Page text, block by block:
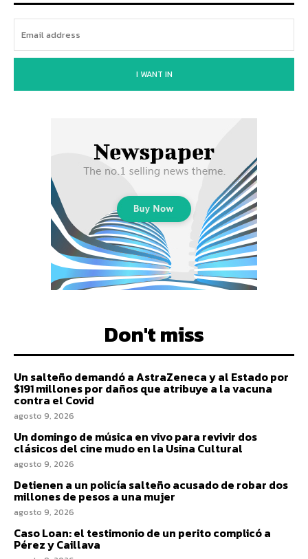
I WANT IN
Don't miss
Un salteño demandó a AstraZeneca y al Estado por
$191 millones por daños que atribuye a la vacuna
contra el Covid
agosto 9, 2026
Un domingo de música en vivo para revivir dos
clásicos del cine mudo en la Usina Cultural
agosto 9, 2026
Detienen a un policía salteño acusado de robar dos
millones de pesos a una mujer
agosto 9, 2026
Caso Loan: el testimonio de un perito complicó a
Pérez y Caillava